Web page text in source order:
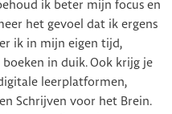
ik beter mijn focus en
het gevoel dat ik ergens
ik in mijn eigen tijd,
in duik. Ook krijg je
leerplatformen,
Schrijven voor het Brein.